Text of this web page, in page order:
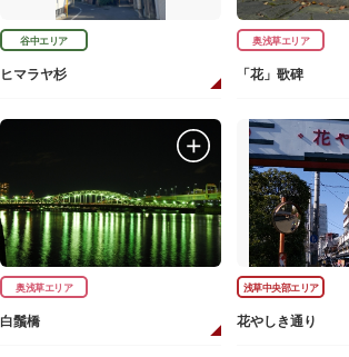
谷中エリア
ヒマラヤ杉
奥浅草エリア
「花」歌碑
奥浅草エリア
白鬚橋
浅草中央部エリア
花やしき通り